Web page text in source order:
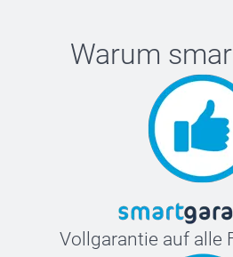
Warum
Vollgarantie auf alle